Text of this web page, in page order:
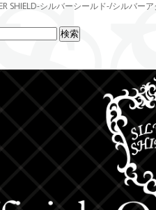
SHIELD-シルバーシールド-/シルバー